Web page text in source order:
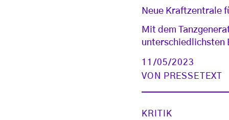
Neue Kraftzentrale
Mit dem
unterschiedlichsten
11/05/2023
VON
PRESSETEXT
KRITIK